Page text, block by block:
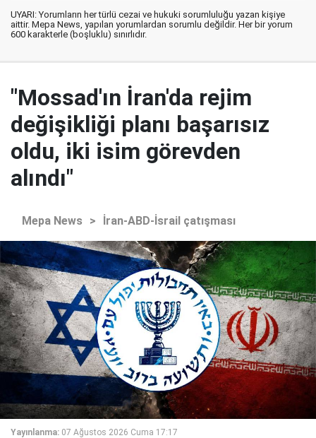
UYARI: Yorumların her türlü cezai ve hukuki sorumluluğu yazan kişiye
aittir. Mepa News, yapılan yorumlardan sorumlu değildir. Her bir yorum
600 karakterle (boşluklu) sınırlıdır.
"Mossad'ın İran'da rejim
değişikliği planı başarısız
oldu, iki isim görevden
alındı"
Mepa News > İran-ABD-İsrail çatışması
Yayınlanma: 07 Ağustos 2026 Cuma 17:17